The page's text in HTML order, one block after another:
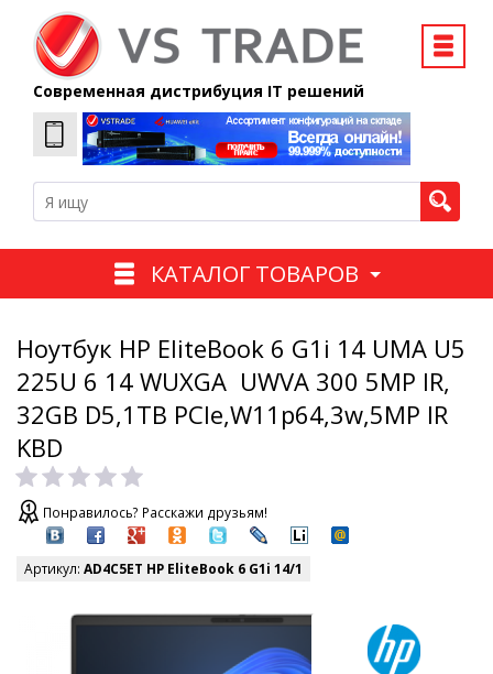
Современная дистрибуция IT решений
КАТАЛОГ ТОВАРОВ
Ноутбук HP EliteBook 6 G1i 14 UMA U5
225U 6 14 WUXGA UWVA 300 5MP IR,
32GB D5,1TB PCIe,W11p64,3w,5MP IR
KBD
Понравилось? Расскажи друзьям!
Артикул: AD4C5ET HP EliteBook 6 G1i 14/1